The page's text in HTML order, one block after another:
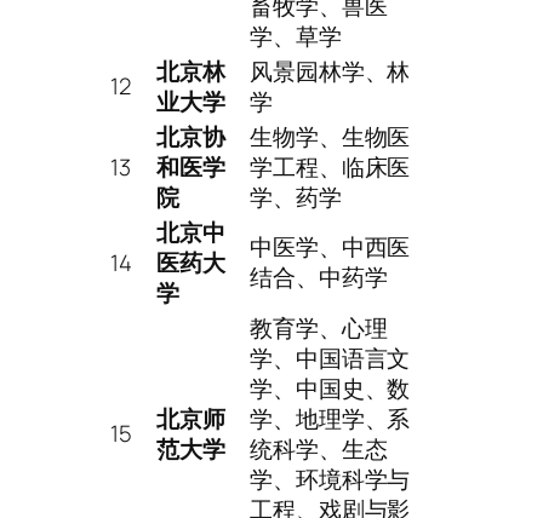
学、草学
12
北京林
业大学
风景园林学、林
学
13
北京协
和医学
院
生物学、生物医
学工程、临床医
学、药学
14
北京中
医药大
学
中医学、中西医
结合、中药学
15
北京师
范大学
教育学、心理
学、中国语言文
学、中国史、数
学、地理学、系
统科学、生态
学、环境科学与
工程、戏剧与影